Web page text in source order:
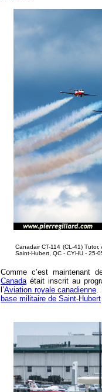
Canadair CT-114 (CL-41)
Saint-Hubert, QC - CYHU - 25-
Comme c’est maintenant
Canada était inscrit au
l’Aviation royale canadienne
base militaire de Saint-Hubert